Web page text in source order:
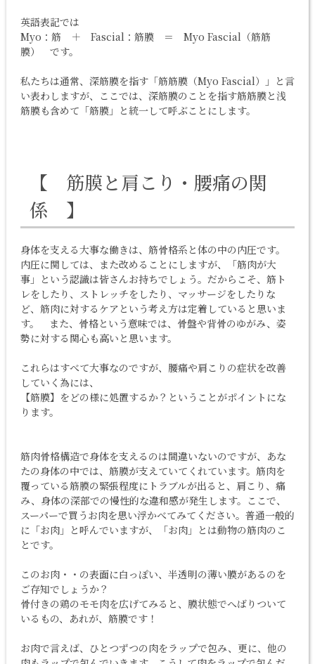
英語表記では
Myo：筋 ＋ Fascial：筋膜 ＝ Myo Fascial（筋筋
膜） です。
私たちは通常、深筋膜を指す「筋筋膜（Myo Fascial）」と言
い表わしますが、ここでは、深筋膜のことを指す筋筋膜と浅
筋膜も含めて「筋膜」と統一して呼ぶことにします。
【 筋膜と肩こり ・腰痛の関
係 】
身体を支える大事な働きは、筋骨格系と体の中の内圧です。
内圧に関しては、また改めることにしますが、「筋肉が大
事」という認識は皆さんお持ちでしょう。だからこそ、筋ト
レをしたり、ストレッチをしたり、 マッサージをしたりな
ど、筋肉に対するケアという考え方は定着していると思いま
す。 また、骨格という意味では、 骨盤や背骨のゆがみ、姿
勢に対する関心も高いと思います。
これらはすべて大事なのですが、腰痛や肩こり の症状を改善
していく為には、
【筋膜】をどの様に処置するか？ということがポイントにな
ります。
筋肉骨格構造で身体を支えるのは間違いないのですが、あな
たの身体の中では、筋膜が支えていてくれています。筋肉を
覆っている筋膜の緊張程度にトラブルが出ると、 肩こり、痛
み、身体の深部での慢性的な違和感が発生します。ここで、
スーパーで買うお肉を思い浮かべてみてください。普通一般的
に「お肉」と呼んでいますが、「お肉」とは動物の筋肉のこ
とです。
このお肉・・の表面に白っぽい、半透明の薄い膜があるのを
ご存知でしょうか？
骨付きの鶏のモモ肉を広げてみると、膜状態でへばりついて
いるもの、あれが、筋膜です！
お肉で言えば、ひとつずつの肉をラップで包み、更に、他の